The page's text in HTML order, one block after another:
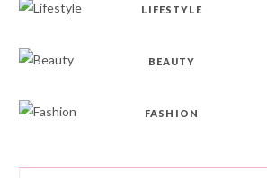
LIFESTYLE
BEAUTY
FASHION